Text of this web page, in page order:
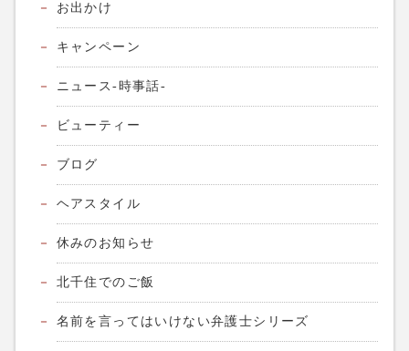
お出かけ
キャンペーン
ニュース-時事話-
ビューティー
ブログ
ヘアスタイル
休みのお知らせ
北千住でのご飯
名前を言ってはいけない弁護士シリーズ